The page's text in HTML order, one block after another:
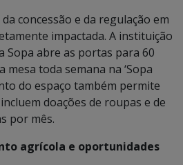
concessão e da regulação em
impactada. A instituição
Sopa abre as portas para 60
mesa toda semana na ‘Sopa
do espaço também permite
doações de roupas e de
por mês.
agrícola e oportunidades